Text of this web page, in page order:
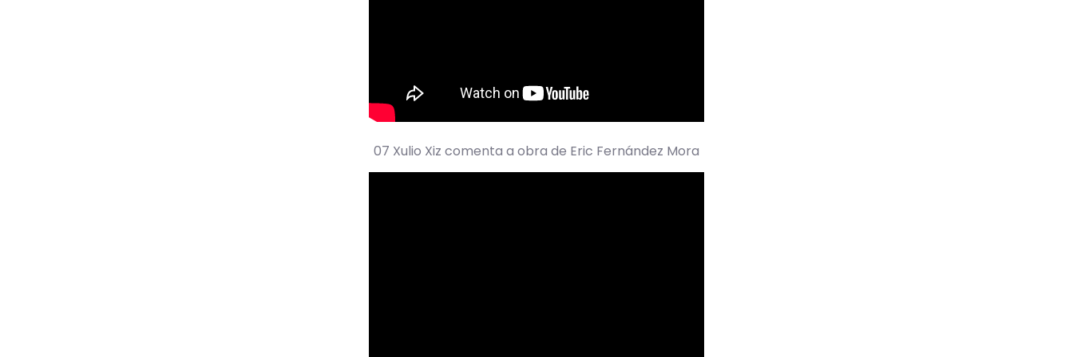
07 Xulio Xiz comenta a obra de Eric Fernández Mora